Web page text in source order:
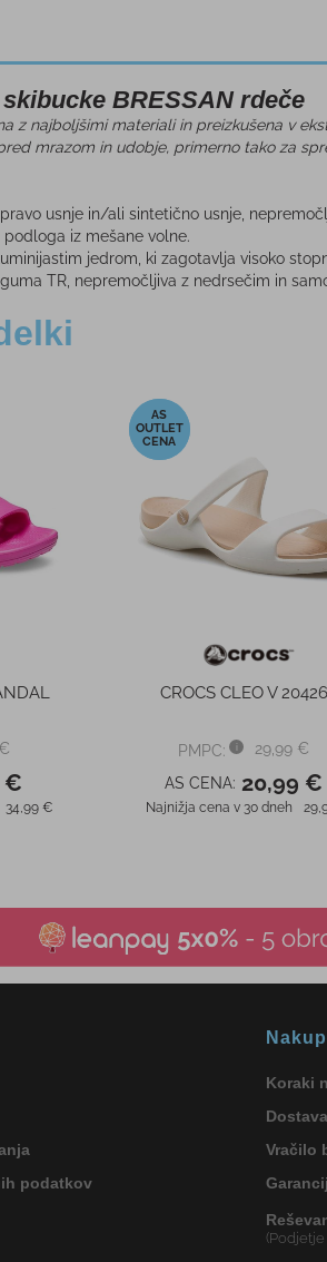
skibucke BRESSAN rdeče
z najboljšimi materiali in preizkušena v
mrazom in udobje, primerno tako za
usnje in/ali sintetično usnje,
podloga iz mešane volne.
jedrom, ki zagotavlja visoko
TR, nepremočljiva z nedrsečim in
€
34,99 €
-30%
CROCS CLEO V
PMPC:
29,99 €
AS CENA: 20,99 €
Najnižja cena v 30 dneh
podatkov
Nakup
Koraki
Vračilo
(Podjetje